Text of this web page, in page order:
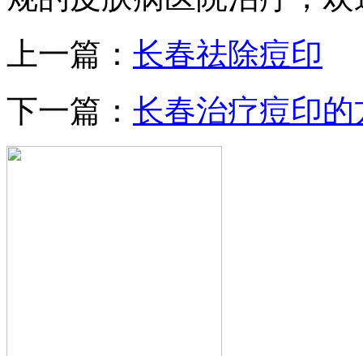
上一篇： 长春祛除痘印
下一篇： 长春治疗痘印的